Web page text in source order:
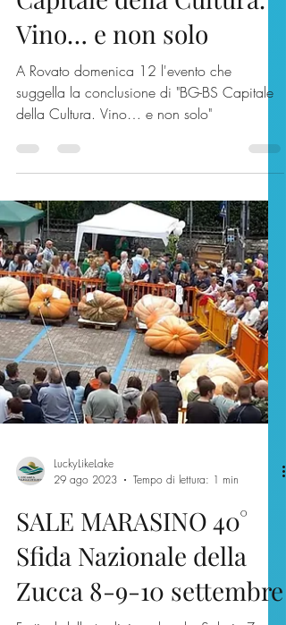
chiusura di "BG-BS
Capitale della Cultura.
Vino… e non solo
A Rovato domenica 12 l'evento che
suggella la conclusione di "BG-BS Capitale
LuckyLikeLake
29 ago 2023
Tempo di lettura: 1 min
SALE MARASINO 40°